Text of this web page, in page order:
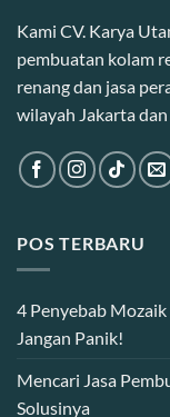
Kami CV. Karya
pembuatan kolam
renang dan jasa
wilayah Jakarta
POS TERBARU
4 Penyebab Mozaik
Jangan Panik!
Mencari Jasa
Solusinya